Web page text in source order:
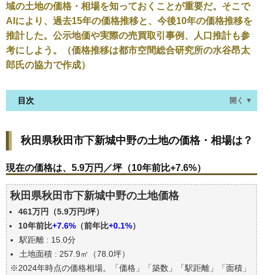
域の土地の価格・相場を知っておくことが重要だ。そこで
AIにより、過去15年の価格推移と、今後10年の価格推移を
推計した。公示地価や実際の売買取引事例、人口推計も参
考にしよう。（価格推移は都市空間総合研究所の水谷昂太
郎氏の協力で作成）
目次 開く ▼
現在の価格は、5.9万円／坪（10年前比+7.6%）
価格を詳細に分析しよう
秋田県秋田市下新城中野の土地の過去の売買事例
公示地価はいくら
エリアの将来性を人口予想から検討しよう
自分の年収でいくらの不動産が買える？
秋田県秋田市下新城中野の土地の価格・相場は？
現在の価格は、5.9万円／坪（10年前比+7.6%）
秋田県秋田市下新城中野の土地価格
461万円（5.9万円/坪）
10年前比+7.6% （前年比+0.1%）
駅距離 : 15.0分
土地面積 : 257.9㎡（78.0坪）
※2024年時点の価格相場。「価格」「築数」「駅距離」「面積」